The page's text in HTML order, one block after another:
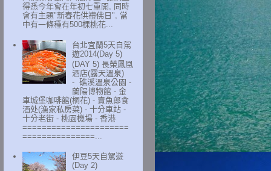
得悉今年會在年初七重開, 同時
會有主題"新春花供禮佛日", 當
中有一條種有500棵桃花...
台北宜蘭5天自駕
遊2014(Day 5)
(DAY 5) 長榮鳳凰
酒店(露天溫泉)
- 礁溪溫泉公園 -
蘭陽博物館 - 金
車城堡咖啡館(桐花) - 賣魚郎食
酒处(漁家私房菜) - 十分車站 -
十分老街 - 桃園機場 - 香港
======================
===============...
伊豆5天自駕遊
(Day 2)